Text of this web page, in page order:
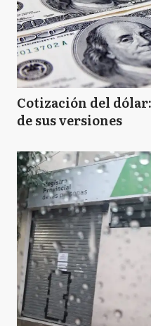
Cotización del
de sus versiones